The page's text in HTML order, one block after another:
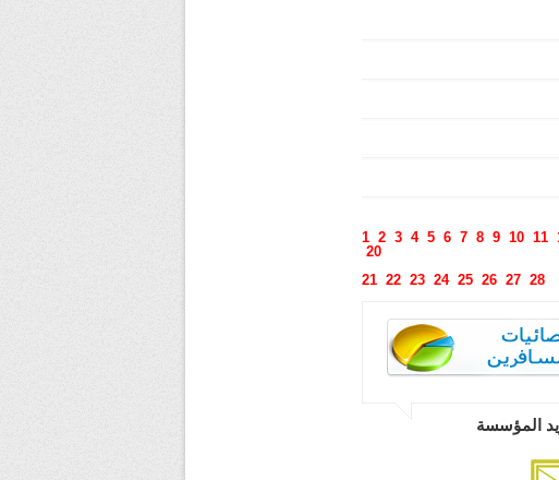
1 2 3 4 5 6 7 8 9 10 11
20
21 22 23 24 25 26 27 28
المؤسسة